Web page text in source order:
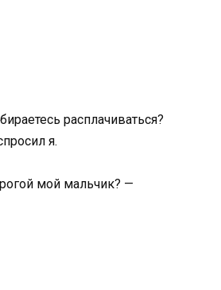
расплачиваться?
я.
мой мальчик? —